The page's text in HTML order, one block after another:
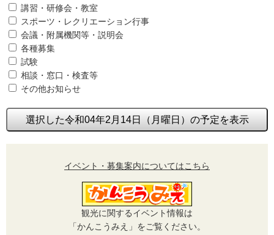
講習・研修会・教室
スポーツ・レクリエーション行事
会議・附属機関等・説明会
各種募集
試験
相談・窓口・検査等
その他お知らせ
選択した令和04年2月14日（月曜日）の予定を表示
イベント・募集案内についてはこちら
観光に関するイベント情報は
「かんこうみえ」をご覧ください。